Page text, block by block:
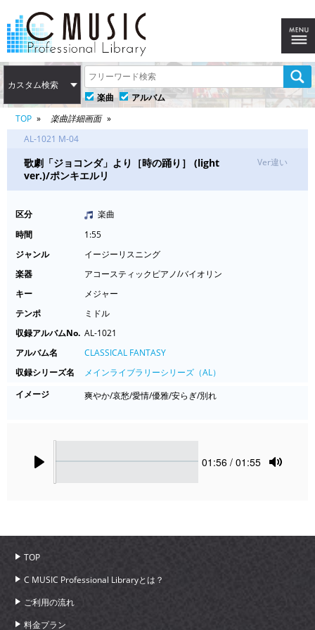
カスタム検索
楽曲
アルバム
TOP
楽曲詳細画面
AL-1021 M-04
歌劇「ジョコンダ」より［時の踊り］ (light
ver.)/ポンキエルリ
Ver違い
区分
楽曲
時間
1:55
ジャンル
イージーリスニング
楽器
アコースティックピアノ/バイオリン
キー
メジャー
テンポ
ミドル
収録アルバムNo. AL-1021
アルバム名
CLASSICAL FANTASY
収録シリーズ名
メインライブラリーシリーズ（AL）
イメージ
爽やか/哀愁/愛情/優雅/安らぎ/別れ
Current
01:56 / 01:55
TOP
C MUSIC Professional Libraryとは？
ご利用の流れ
料金プラン